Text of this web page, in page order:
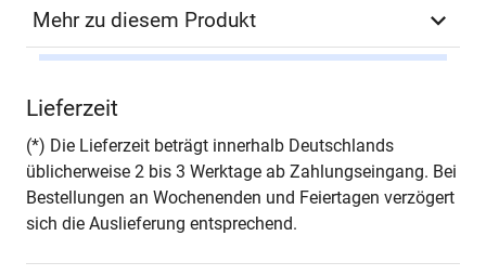
Mehr zu diesem Produkt
Seiten 336
Jahr Hamburg 2006
Lieferzeit
(*) Die Lieferzeit beträgt innerhalb Deutschlands
üblicherweise 2 bis 3 Werktage ab Zahlungseingang. Bei
Bestellungen an Wochenenden und Feiertagen verzögert
sich die Auslieferung entsprechend.